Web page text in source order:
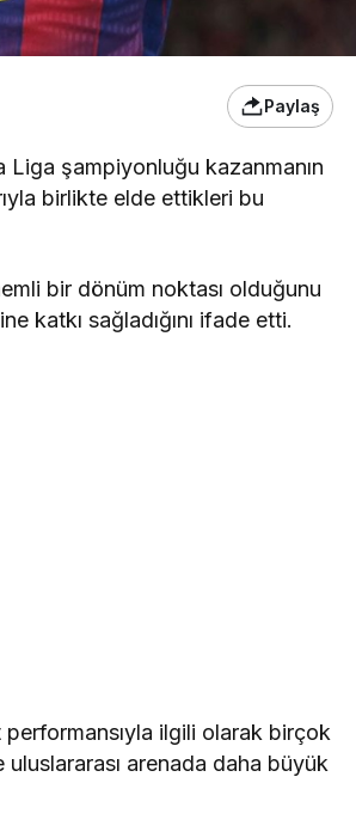
Paylaş
Liga şampiyonluğu kazanmanın
birlikte elde ettikleri bu
bir dönüm noktası olduğunu
katkı sağladığını ifade etti.
ilgili olarak birçok
uluslararası arenada daha büyük